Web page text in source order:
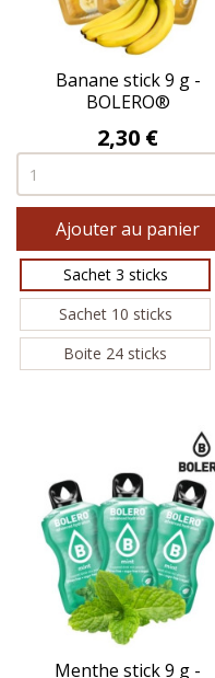
Banane stick 9 g -
BOLERO®
Prix
2,30 €
Ajouter au panier
Sachet 3 sticks
Sachet 10 sticks
Boite 24 sticks
Menthe stick 9 g -